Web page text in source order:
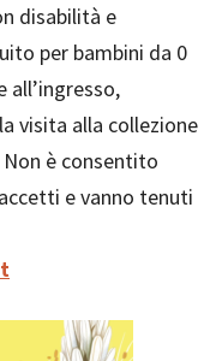
disabilità e
per bambini da 0
all’ingresso,
visita alla collezione
è consentito
e vanno tenuti